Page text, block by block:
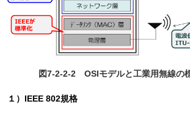
図7-2-2-2 OSIモデルと工業用無線の
１）IEEE 802規格